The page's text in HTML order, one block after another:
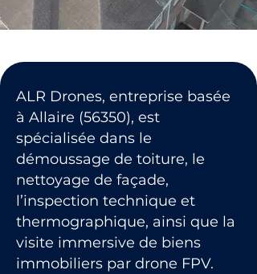
ALR Drones, entreprise basée
à Allaire (56350), est
spécialisée dans le
démoussage de toiture, le
nettoyage de façade,
l’inspection technique et
thermographique, ainsi que la
visite immersive de biens
immobiliers par drone FPV.